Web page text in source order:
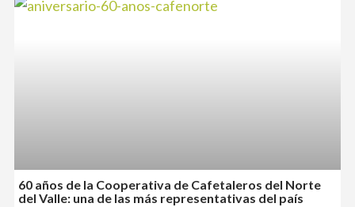
60 años de la Cooperativa de Cafetaleros del Norte
del Valle: una de las más representativas del país